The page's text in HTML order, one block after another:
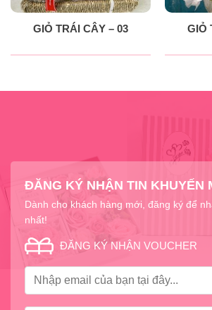
GIỎ TRÁI CÂY – 03 GIỎ
ĐĂNG KÝ NHẬN TIN KHUYẾN
Dành cho khách hàng mới, đăng ký để
nhất!
ĐĂNG KÝ NHẬN VOUCHER